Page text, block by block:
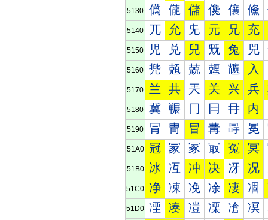
5130 儰 儱 儲 儳 儴 儵
5140 兀 允 兂 元 兄 充
5150 児 兑 兒 兓 兔 兕
5160 兠 兡 兢 兣 兤 入
5170 兰 共 兲 关 兴 兵
5180 冀 冁 冂 冃 冄 内
5190 冐 冑 冒 冓 冔 冕
51A0 冠 冡 冢 冣 冤 冥
51B0 冰 冱 冲 决 冴 况
51C0 净 凁 凂 凃 凄 凅
51D0 凐 凑 凒 凓 凔 凕